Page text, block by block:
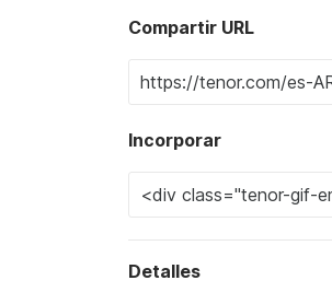
Compartir URL
Incorporar
Detalles